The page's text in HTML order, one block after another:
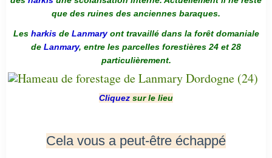
que des ruines des anciennes baraques.
Les harkis de Lanmaryont travaillé dans la forêt domaniale
de Lanmary, entre les parcelles forestières 24 et 28
particulièrement.
Cliquez sur le lieu
Cela vous a peut-être échappé